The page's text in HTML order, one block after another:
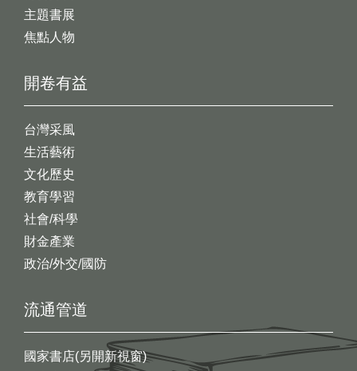
開卷有益
台灣采風
生活藝術
文化歷史
教育學習
社會/科學
財金產業
政治/外交/國防
主題書展
焦點人物
流通管道
國家書店(另開新視窗)